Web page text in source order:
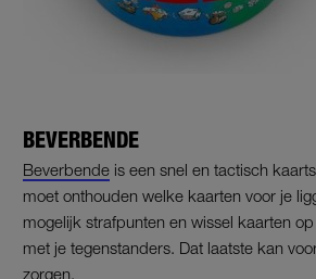
BEVERBENDE
Beverbende is een snel en tactisch
moet onthouden welke kaarten voor je
mogelijk strafpunten en wissel kaarten
met je tegenstanders. Dat laatste kan
zorgen.